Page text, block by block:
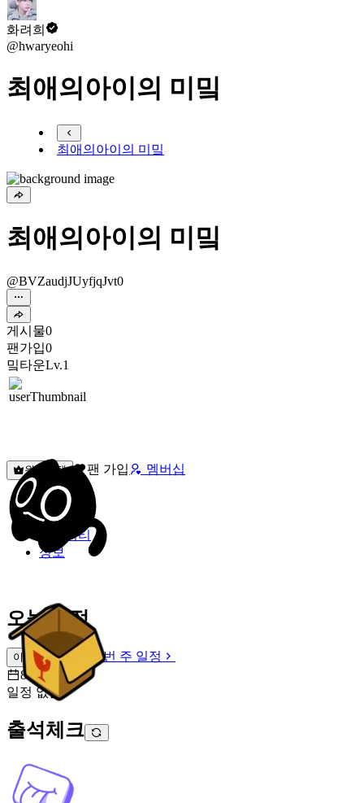
화려희
@hwaryeohi
최애의아이의 미밐
최애의아이의 미밐
최애의아이의 미밐
@BVZaudjJUyfjqJvt0
게시물0
팬가입0
밐타운Lv.1
원픽선택 팬 가입 멤버십
밐타운
피드
커뮤니티
정보
오늘 일정
이번 주 일정
이번 주 일정
8월 9일 [일]
일정 없음
출석체크